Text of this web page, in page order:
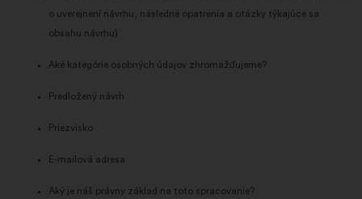
o uverejnení návrhu, následné opatrenia a otázky týkajúce sa
obsahu návrhu)
Aké kategórie osobných údajov zhromažďujeme?
Predložený návrh
Priezvisko
E-mailová adresa
Aký je náš právny základ na toto spracovanie?